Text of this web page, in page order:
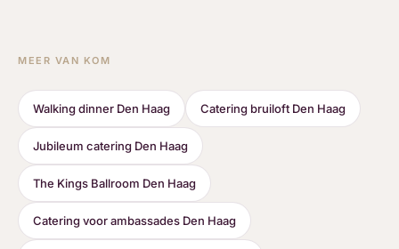
MEER VAN KOM
Walking dinner Den Haag Catering bruiloft Den Haag
Jubileum catering Den Haag
The Kings Ballroom Den Haag
Catering voor ambassades Den Haag